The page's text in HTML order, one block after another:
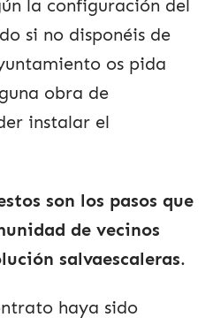
la configuración del
si no disponéis de
os pida
obra de
instalar el
son los pasos que
de vecinos
salvaescaleras.
haya sido